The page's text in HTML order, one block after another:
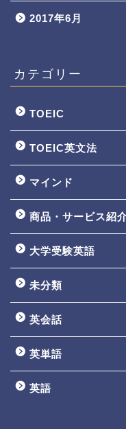
2017年6月
カテゴリー
TOEIC
TOEIC英文法
マインド
商品・サービス紹
大学受験英語
未分類
英会話
英単語
英語